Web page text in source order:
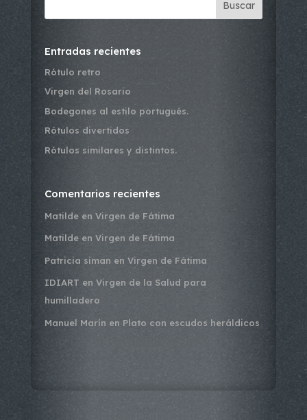
Buscar
Entradas recientes
Rótulo retro
Virgen del Rosario
Bodegones al estilo portugués.
Rótulos divertidos
Rótulos similares y distintos.
Comentarios recientes
Matildeen Virgen de Fátima
Matildeen Virgen de Fátima
Patricia siman en Virgen de Fátima
IDIART en Virgen de la Salud para
humilladero
Manuel Marín en Plato con escudos heráldicos